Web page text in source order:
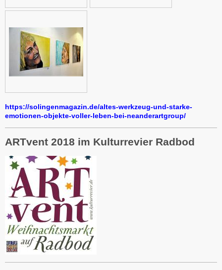
https://solingenmagazin.de/altes-werkzeug-und-starke-
emotionen-objekte-voller-leben-bei-neanderartgroup/
ARTvent 2018 im Kulturrevier Radbod